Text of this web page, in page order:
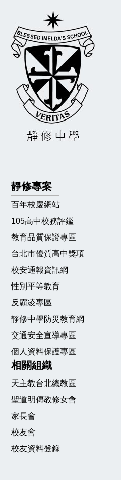
靜修專案
百年校慶網站
105高中校務評鑑
教育品質保證專區
台北市優質高中獎項
校安通報資訊網
性別平等教育
反霸凌專區
靜修中學防災教育網
交通安全宣導專區
個人資料保護專區
相關組織
天主教台北總教區
聖道明傳教修女會
家長會
校友會
校友資料登錄